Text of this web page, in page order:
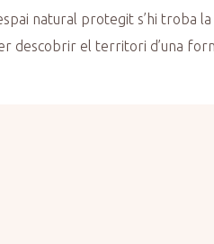
natural protegit s’hi troba
descobrir el territori d’una